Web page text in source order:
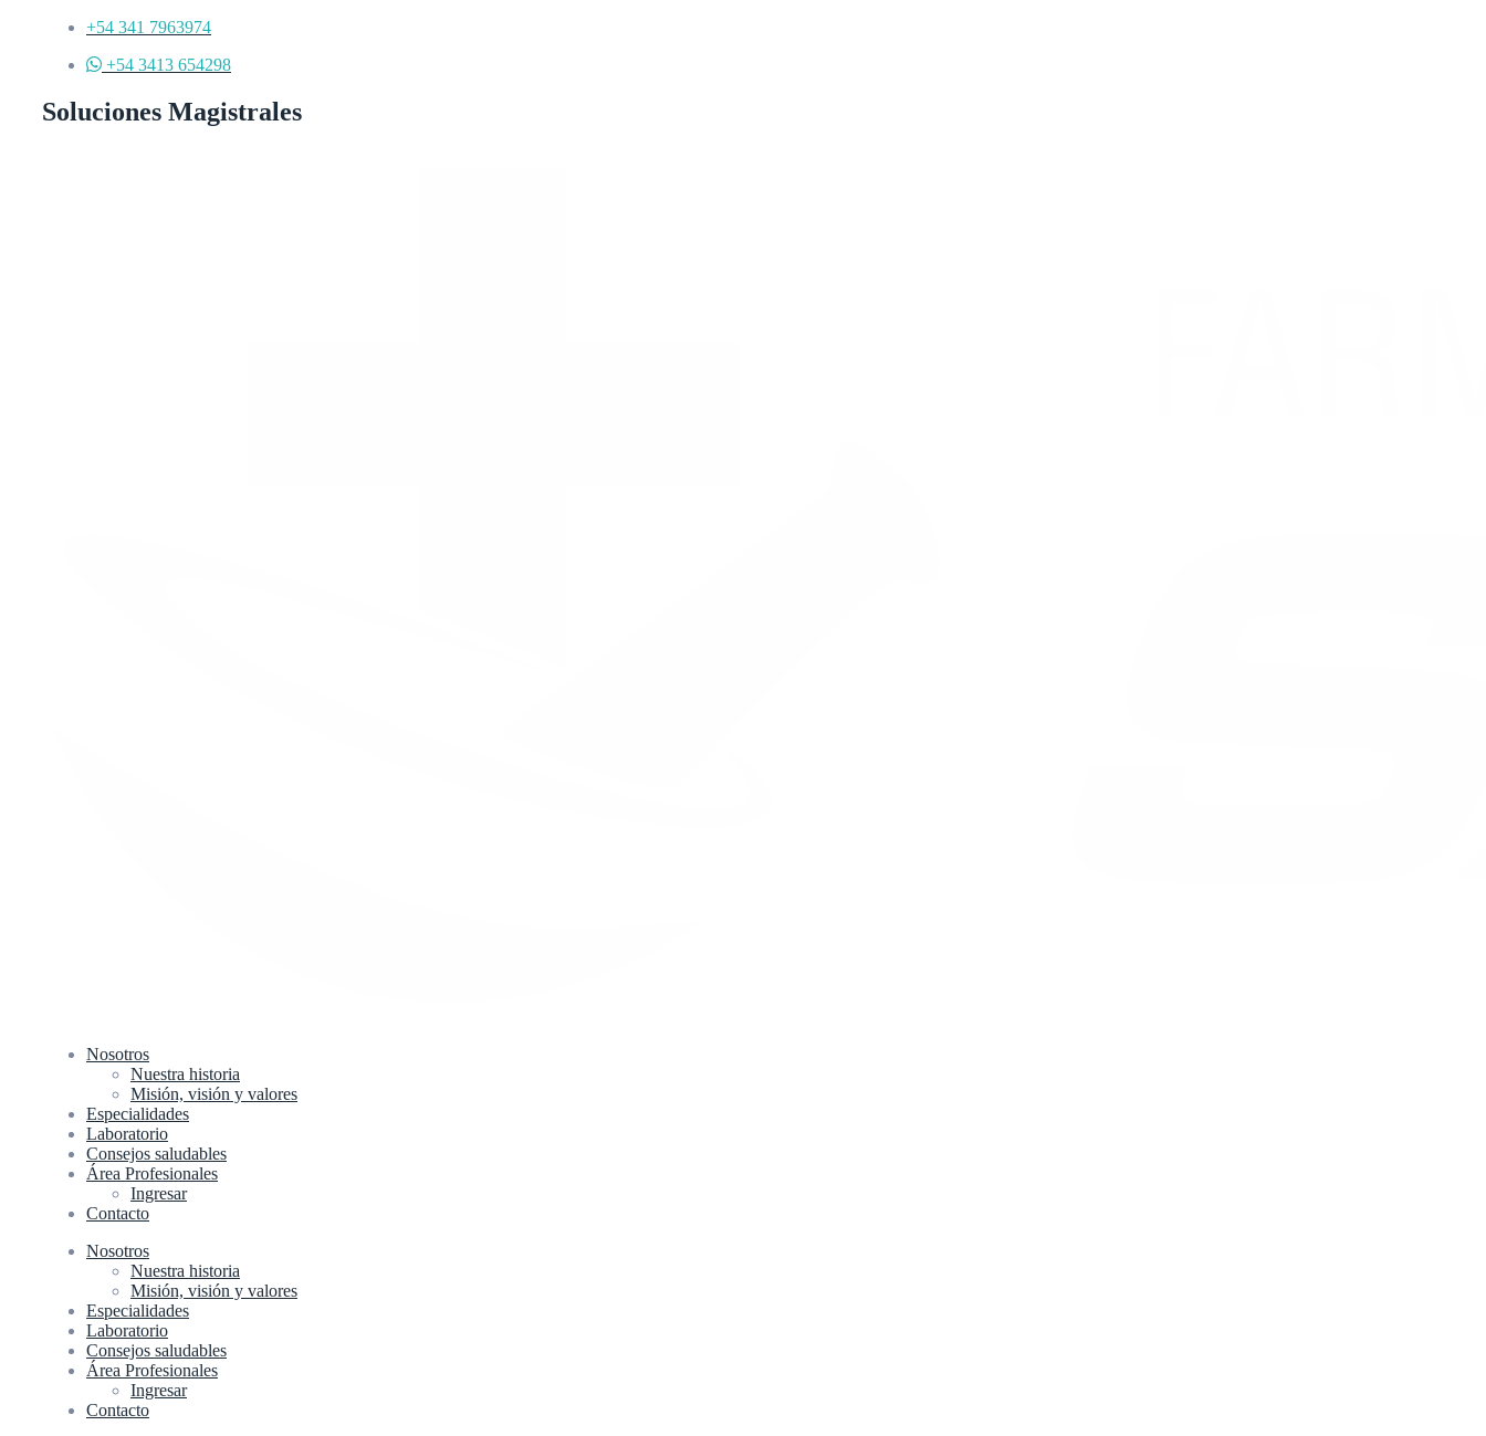
+54 341 7963974
+54 3413 654298
Soluciones Magistrales
Nosotros
Nuestra historia
Misión, visión y valores
Especialidades
Laboratorio
Consejos saludables
Área Profesionales
Ingresar
Contacto
Nosotros
Nuestra historia
Misión, visión y valores
Especialidades
Laboratorio
Consejos saludables
Área Profesionales
Ingresar
Contacto